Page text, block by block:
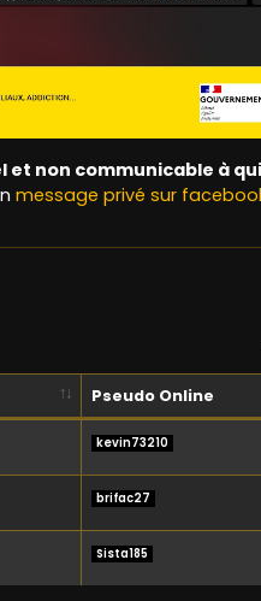
non communicable à
message privé sur
Pseudo Online
kevin73210
brifac27
Sista185